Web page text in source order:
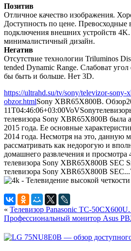
Позитив
Отличное качество изображения.
Доступность по цене. Превосходные
подключения внешних устройств
минималистичный дизайн.
Негатив
Отсутствие технологии Triluminos
tended Dynamic Range. Слабоват
бы быть и больше. Нет 3D.
https://ultrahd.su/tv/sony/televizor-sony-
obzor.htmlSony XBR65X800B. Обзор
11T04:46:06+03:00VoVSony
телевизора Sony XBR65X800B была
2015 года. Ее основные
2014 года. Несмотря на это, данную
рассматривать как недорогую и
домашнего развлечения и
телевизора Sony XBR65X800B SEC
телевизора Sony XBR65X800B SEC...
« Телевизор Panasonic TC-
Профессиональный монитор Asus